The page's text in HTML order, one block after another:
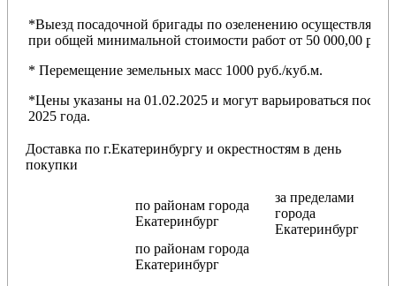
*Выезд посадочной бригады по озеленению осуществляется
при общей минимальной стоимости работ от 50 000,00 руб.
* Перемещение земельных масс 1000 руб./куб.м.
*Цены указаны на 01.02.2025 и могут варьироваться после
2025 года.
Доставка по г.Екатеринбургу и окрестностям в день
покупки
по районам города
Екатеринбург
за пределами
города
Екатеринбург
по районам города
Екатеринбург